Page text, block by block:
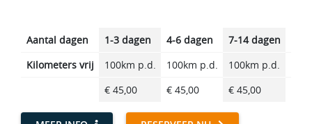
Aantal dagen 1-3 dagen 4-6 dagen 7-14 dagen
Kilometers vrij
100km p.d. 100km p.d. 100km p.d.
€ 45,00
€ 45,00 € 45,00